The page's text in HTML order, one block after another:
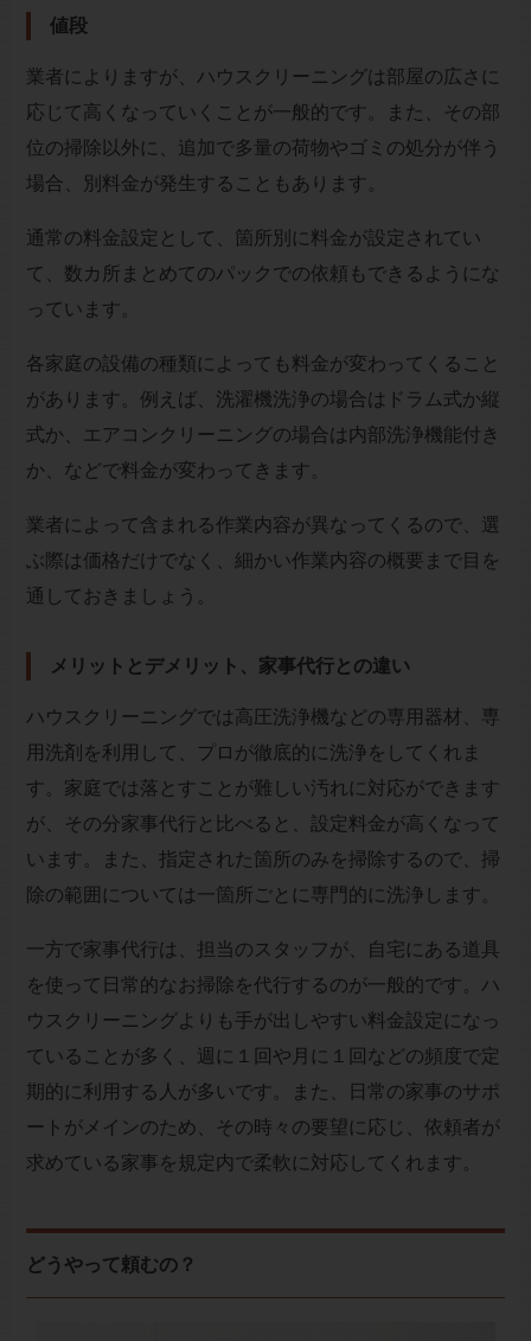
値段
業者によりますが、ハウスクリーニングは部屋の広さに
応じて高くなっていくことが一般的です。また、その部
位の掃除以外に、追加で多量の荷物やゴミの処分が伴う
場合、別料金が発生することもあります。
通常の料金設定として、箇所別に料金が設定されてい
て、数カ所まとめてのパックでの依頼もできるようにな
っています。
各家庭の設備の種類によっても料金が変わってくること
があります。例えば、洗濯機洗浄の場合はドラム式か縦
式か、エアコンクリーニングの場合は内部洗浄機能付き
か、などで料金が変わってきます。
業者によって含まれる作業内容が異なってくるので、選
ぶ際は価格だけでなく、細かい作業内容の概要まで目を
通しておきましょう。
メリットとデメリット、家事代行との違い
ハウスクリーニングでは高圧洗浄機などの専用器材、専
用洗剤を利用して、プロが徹底的に洗浄をしてくれま
す。家庭では落とすことが難しい汚れに対応ができます
が、その分家事代行と比べると、設定料金が高くなって
います。また、指定された箇所のみを掃除するので、掃
除の範囲については一箇所ごとに専門的に洗浄します。
一方で家事代行は、担当のスタッフが、自宅にある道具
を使って日常的なお掃除を代行するのが一般的です。ハ
ウスクリーニングよりも手が出しやすい料金設定になっ
ていることが多く、週に１回や月に１回などの頻度で定
期的に利用する人が多いです。また、日常の家事のサポ
ートがメインのため、その時々の要望に応じ、依頼者が
求めている家事を規定内で柔軟に対応してくれます。
どうやって頼むの？